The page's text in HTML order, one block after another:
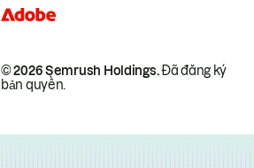
© 2026 Semrush Holdings.Đã đăng ký
bản quyền.